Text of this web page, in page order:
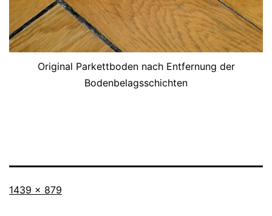
Original Parkettboden nach Entfernung der
Bodenbelagsschichten
Originalgröße
1439 × 879